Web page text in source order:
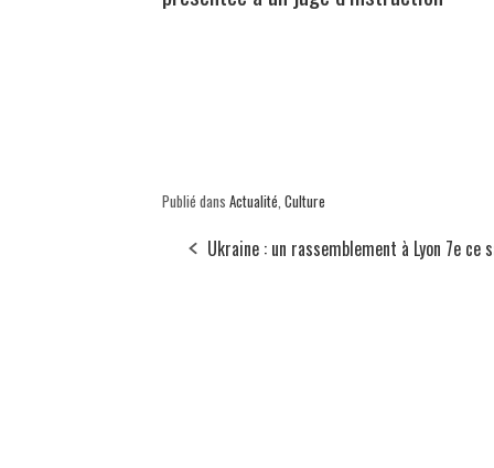
Publié dans Actualité, Culture
Ukraine : un rassemblement à Lyon 7e ce